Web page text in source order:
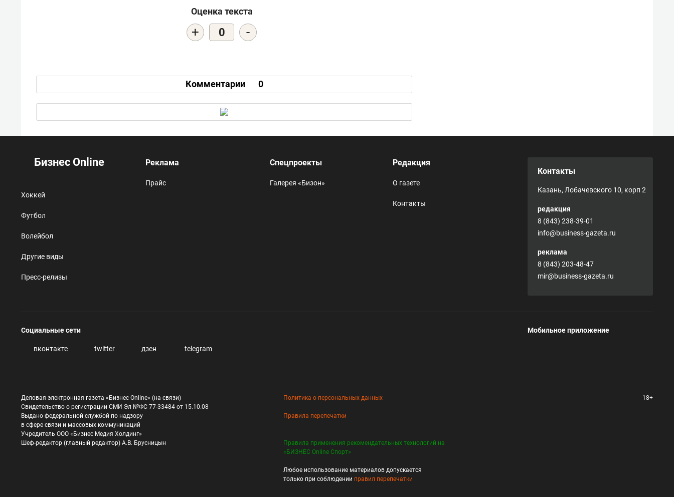
Оценка текста
+ 0 -
Комментарии 0
Бизнес Online
Хоккей
Футбол
Волейбол
Другие виды
Пресс-релизы
Реклама
Прайс
Спецпроекты
Галерея «Бизон»
Редакция
О газете
Контакты
Контакты
Казань, Лобачевского 10, корп 2
редакция
8 (843) 238-39-01
info@business-gazeta.ru
реклама
8 (843) 203-48-47
mir@business-gazeta.ru
Социальные сети
вконтакте twitter дзен telegram
Мобильное приложение
Деловая электронная газета «Бизнес Online» (на связи)
Свидетельство о регистрации СМИ Эл №ФС 77-33484 от 15.10.08
Выдано федеральной службой по надзору
в сфере связи и массовых коммуникаций
Учредитель ООО «Бизнес Медия Холдинг»
Шеф-редактор (главный редактор) А.В. Брусницын
Политика о персональных данных
Правила перепечатки
Правила применения рекомендательных технологий на
«БИЗНЕС Online Спорт»
Любое использование материалов допускается
только при соблюдении правил перепечатки
18+